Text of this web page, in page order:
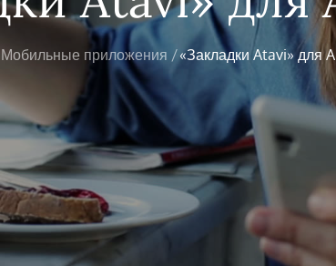
Мобильные приложения «Закладки Atavi» для